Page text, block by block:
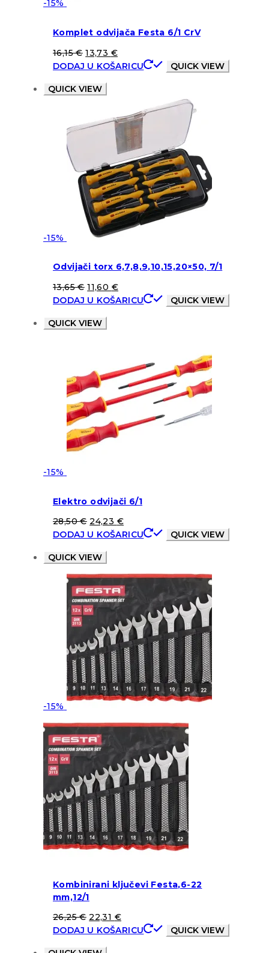
-15%
Komplet odvijača Festa 6/1 CrV
16,15€ 13,73 €
DODAJ U KOŠARICU
QUICK VIEW
QUICK VIEW
-15%
Odvijači torx 6,7,8,9,10,15,20×50, 7/1
13,65€ 11,60 €
DODAJ U KOŠARICU
QUICK VIEW
QUICK VIEW
-15%
Elektro odvijači 6/1
28,50€ 24,23 €
DODAJ U KOŠARICU
QUICK VIEW
QUICK VIEW
-15%
Kombinirani ključevi Festa,6-22
mm,12/1
26,25€ 22,31 €
DODAJ U KOŠARICU
QUICK VIEW